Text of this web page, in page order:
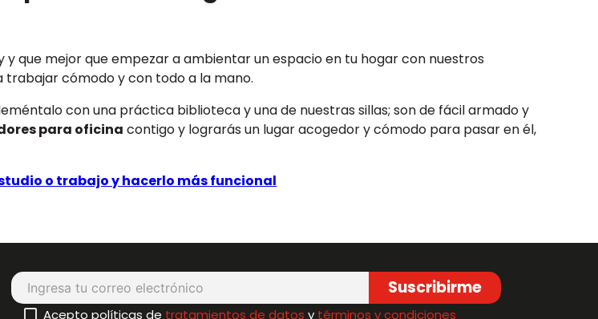
que mejor que empezar a ambientar un espacio en tu hogar con nuestros
trabajar cómodo y con todo a la mano.
con una práctica biblioteca y una de nuestras sillas; son de fácil armado y
para oficina contigo y lograrás un lugar acogedor y cómodo para pasar en él,
o trabajo y hacerlo más funcional
Suscribirme
Acepto políticas de tratamientos de datos y términos y condiciones